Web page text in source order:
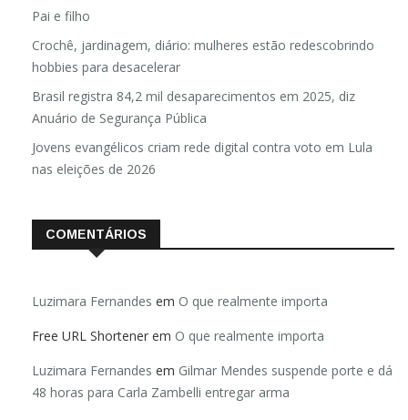
Pai e filho
Crochê, jardinagem, diário: mulheres estão redescobrindo
hobbies para desacelerar
Brasil registra 84,2 mil desaparecimentos em 2025, diz
Anuário de Segurança Pública
Jovens evangélicos criam rede digital contra voto em Lula
nas eleições de 2026
COMENTÁRIOS
Luzimara Fernandes em O que realmente importa
Free URL Shortener em O que realmente importa
Luzimara Fernandes em Gilmar Mendes suspende porte e dá
48 horas para Carla Zambelli entregar arma